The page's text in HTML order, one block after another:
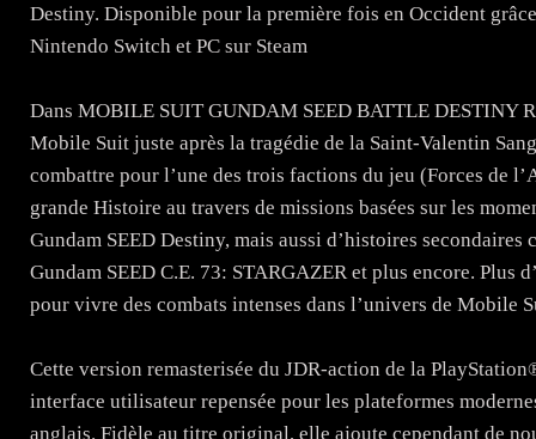
Destiny. Disponible pour la première fois en Occident
Nintendo Switch et PC sur Steam
Dans MOBILE SUIT GUNDAM SEED BATTLE DESTINY
Mobile Suit juste après la tragédie de la Saint-Valentin
combattre pour l’une des trois factions du jeu (Forces de
grande Histoire au travers de missions basées sur les
Gundam SEED Destiny, mais aussi d’histoires
Gundam SEED C.E. 73: STARGAZER et plus encore. Plus
pour vivre des combats intenses dans l’univers de Mobile
Cette version remasterisée du JDR-action de la
interface utilisateur repensée pour les plateformes
anglais. Fidèle au titre original, elle ajoute cependant de